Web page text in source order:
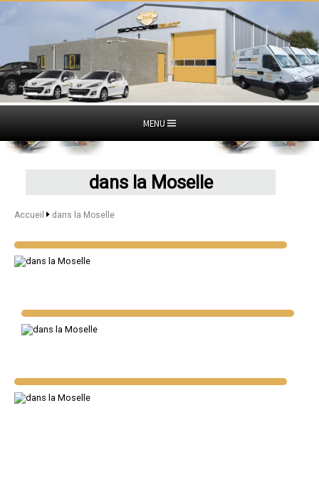
MENU
dans la Moselle
Accueil dans la Moselle